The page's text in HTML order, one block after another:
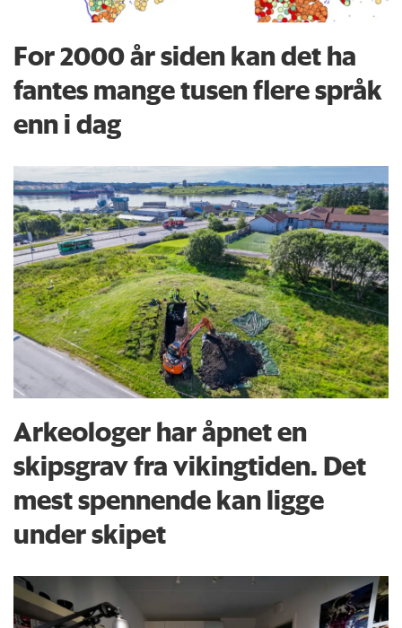
For 2000 år siden kan det ha
fantes mange tusen flere språk
enn i dag
Arkeologer har åpnet en
skipsgrav fra vikingtiden. Det
mest spennende kan ligge
under skipet